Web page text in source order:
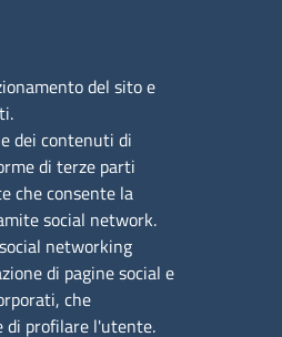
elettroniche: UFPXFS
del sito e
dei contenuti di
di terze parti
che consente la
social network.
networking
di pagine social e
che
di profilare l'utente.